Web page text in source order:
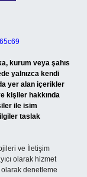
kurum veya şahıs
yalnızca kendi
yer alan içerikler
kişiler hakkında
ile isim
taslak
ve İletişim
olarak hizmet
denetleme